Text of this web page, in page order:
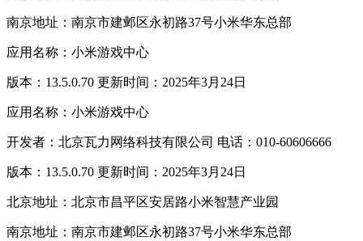
南京地址：南京市建邺区永初路37号小米华东总部
应用名称：小米游戏中心
版本：13.5.0.70 更新时间：2025年3月24日
应用名称：小米游戏中心
开发者：北京瓦力网络科技有限公司 电话：010-60606666
版本：13.5.0.70 更新时间：2025年3月24日
北京地址：北京市昌平区安居路小米智慧产业园
南京地址：南京市建邺区永初路37号小米华东总部